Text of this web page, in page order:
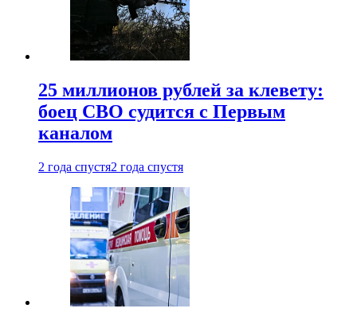
25 миллионов рублей за клевету:
боец СВО судится с Первым
каналом
2 года спустя2 года спустя